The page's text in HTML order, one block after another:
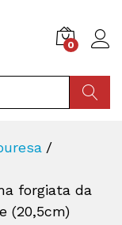
0
/
forgiata da
(20,5cm)